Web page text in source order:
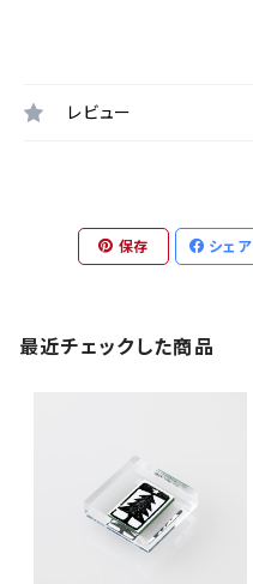
レビュー
保存 シェア
最近チェックした商品